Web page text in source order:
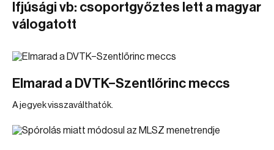
Ifjúsági vb: csoportgyőztes lett a magyar
válogatott
Elmarad a DVTK–Szentlőrinc meccs
A jegyek visszaválthatók.